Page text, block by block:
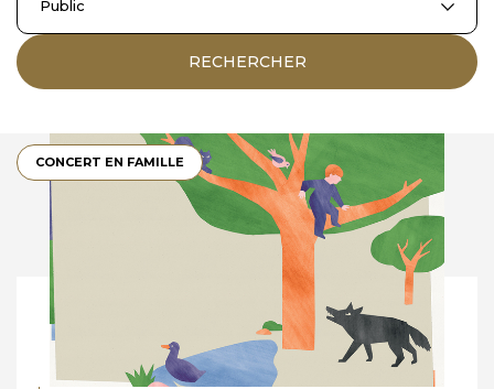
Public
RECHERCHER
CONCERT EN FAMILLE